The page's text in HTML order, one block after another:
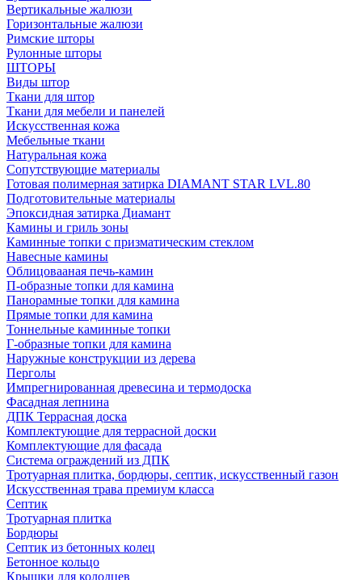
Вертикальные жалюзи
Горизонтальные жалюзи
Римские шторы
Рулонные шторы
ШТОРЫ
Виды штор
Ткани для штор
Ткани для мебели и панелей
Искусственная кожа
Мебельные ткани
Натуральная кожа
Сопутствующие материалы
Готовая полимерная затирка DIAMANT STAR LVL.80
Подготовительные материалы
Эпоксидная затирка Диамант
Камины и гриль зоны
Каминные топки с призматическим стеклом
Навесные камины
Облицовааная печь-камин
П-образные топки для камина
Панорамные топки для камина
Прямые топки для камина
Тоннельные каминные топки
Г-образные топки для камина
Наружные конструкции из дерева
Перголы
Импрегнированная древесина и термодоска
Фасадная лепнина
ДПК Террасная доска
Комплектующие для террасной доски
Комплектующие для фасада
Система ограждений из ДПК
Тротуарная плитка, бордюры, септик, искусственный газон
Искусственная трава премиум класса
Септик
Тротуарная плитка
Бордюры
Септик из бетонных колец
Бетонное кольцо
Крышки для колодцев